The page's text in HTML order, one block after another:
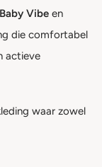
Baby Vibe en
die comfortabel
actieve
waar zowel